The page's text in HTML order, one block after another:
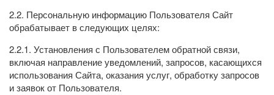
2.2. Персональную информацию Пользователя Сайт
обрабатывает в следующих целях:
2.2.1. Установления с Пользователем обратной связи,
включая направление уведомлений, запросов, касающихся
использования Сайта, оказания услуг, обработку запросов
и заявок от Пользователя.